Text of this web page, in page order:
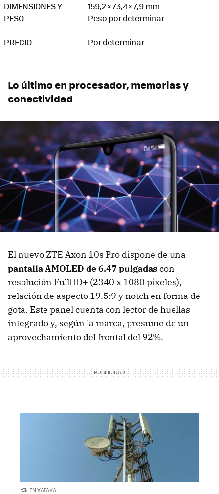
DIMENSIONES Y
PESO
159,2 × 73,4 × 7,9 mm
Peso por determinar
PRECIO Por determinar
Lo último en procesador, memorias y
conectividad
El nuevo ZTE Axon 10s Pro dispone de una
pantalla AMOLED de 6.47 pulgadascon
resolución FullHD+ (2340 x 1080 píxeles),
relación de aspecto 19.5:9 y notch en forma de
gota. Este panel cuenta con lector de huellas
integrado y, según la marca, presume de un
aprovechamiento del frontal del 92%.
EN XATAKA